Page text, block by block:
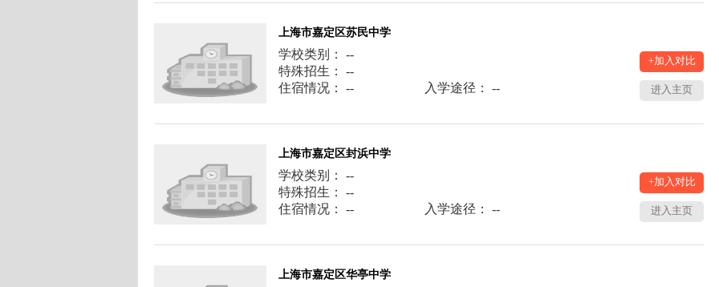
上海市嘉定区苏民中学
学校类别： --
特殊招生： --
住宿情况： --
入学途径： --
+加入对比
进入主页
上海市嘉定区封浜中学
学校类别： --
特殊招生： --
住宿情况： --
入学途径： --
+加入对比
进入主页
上海市嘉定区华亭中学